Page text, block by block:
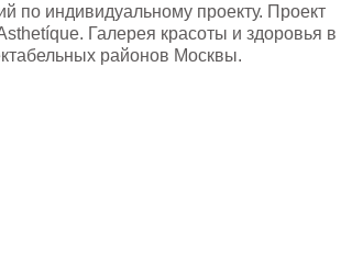
по индивидуальному проекту. Проект
Галерея красоты и здоровья в
районов Москвы.